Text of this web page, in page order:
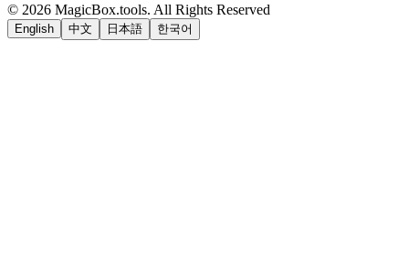
© 2026 MagicBox.tools. All Rights Reserved
English 中文 日本語 한국어